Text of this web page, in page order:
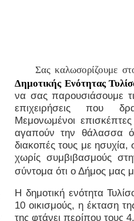
Σας καλωσορίζουμε
Δημοτικής Ενότητας
να σας παρουσιάσουμε
επιχειρήσεις που
Μεμονωμένοι
αγαπούν την θάλασσα
διακοπές τους με
χωρίς συμβιβασμούς
σύντομα ότι ο Δήμος μας
H δημοτική ενότητα
10οικισμούς, η έκταση
της φτάνει περίπου τους